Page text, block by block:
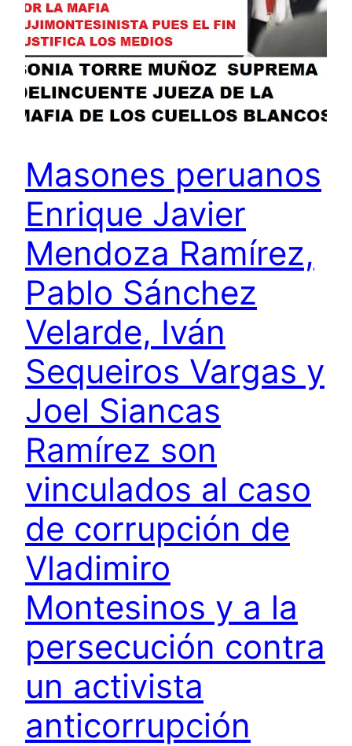
Masones peruanos
Enrique Javier
Mendoza Ramírez,
Pablo Sánchez
Velarde, Iván
Sequeiros Vargas y
Joel Siancas
Ramírez son
vinculados al caso
de corrupción de
Vladimiro
Montesinos y a la
persecución contra
un activista
anticorrupción